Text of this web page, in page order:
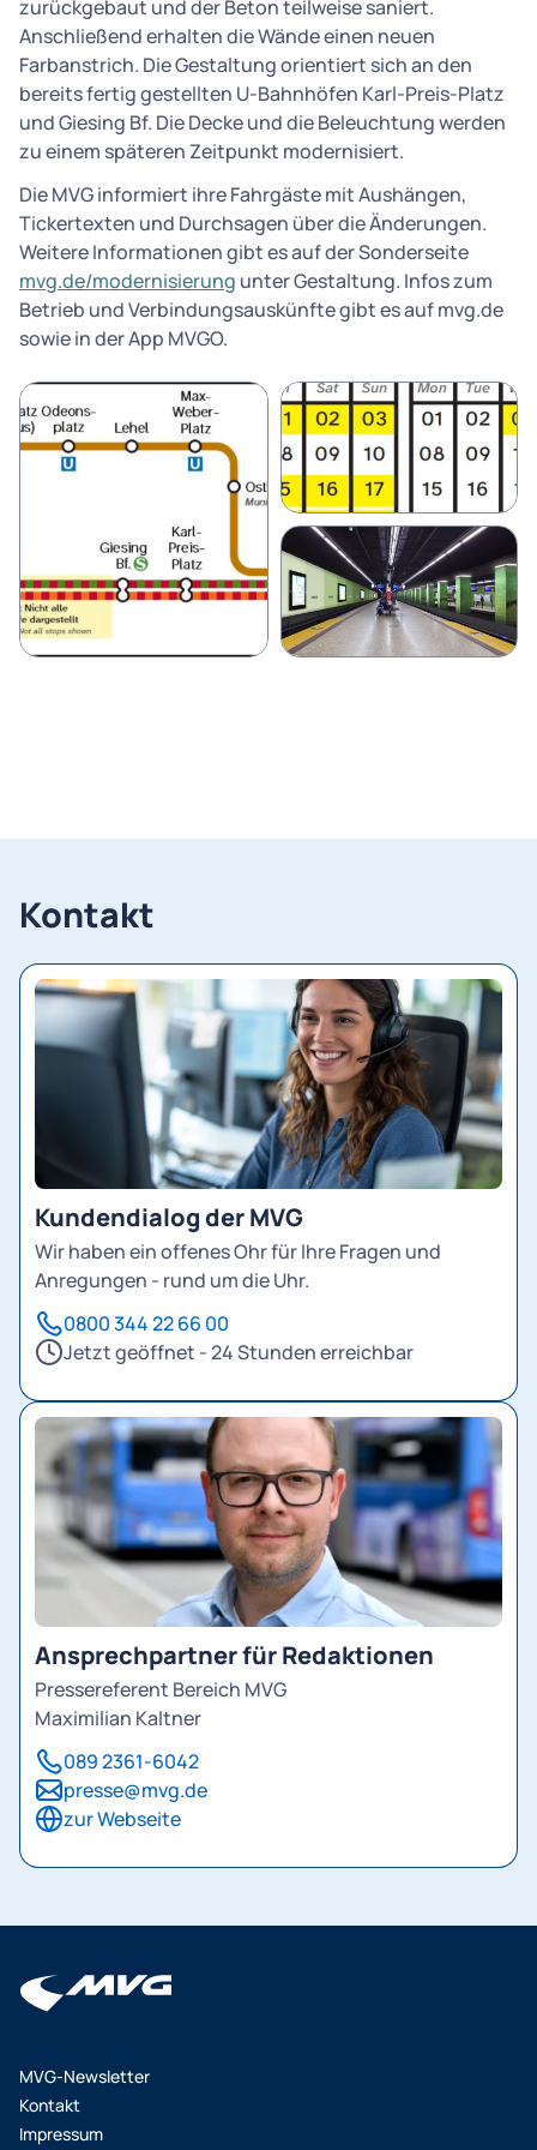
zurückgebaut und der Beton teilweise saniert.
Anschließend erhalten die Wände einen neuen
Farbanstrich. Die Gestaltung orientiert sich an den
bereits fertig gestellten U-Bahnhöfen Karl-Preis-Platz
und Giesing Bf. Die Decke und die Beleuchtung werden
zu einem späteren Zeitpunkt modernisiert.
Die MVG informiert ihre Fahrgäste mit Aushängen,
Tickertexten und Durchsagen über die Änderungen.
Weitere Informationen gibt es auf der Sonderseite
mvg.de/modernisierung unter Gestaltung. Infos zum
Betrieb und Verbindungsauskünfte gibt es auf mvg.de
sowie in der App MVGO.
Kontakt
Kundendialog der MVG
Wir haben ein offenes Ohr für Ihre Fragen und
Anregungen - rund um die Uhr.
0800 344 22 66 00
Jetzt geöffnet - 24 Stunden erreichbar
Ansprechpartner für Redaktionen
Pressereferent Bereich MVG
Maximilian Kaltner
089 2361-6042
presse@mvg.de
zur Webseite
MVG-Newsletter
Kontakt
Impressum